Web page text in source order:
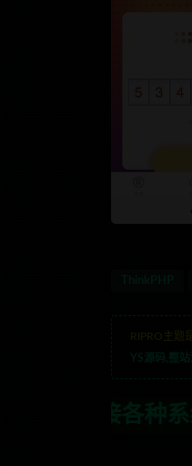
RIPRO主
YS源码,整
开发，区块链